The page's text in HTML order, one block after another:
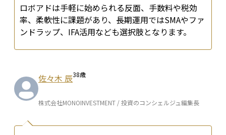
ロボアドは手軽に始められる反面、手数料や税効
率、柔軟性に課題があり、長期運用ではSMAやファ
ンドラップ、IFA活用なども選択肢となります。
佐々木 辰38歳
株式会社MONOINVESTMENT / 投資のコンシェルジュ編集長